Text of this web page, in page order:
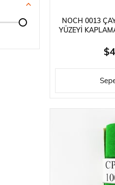
NOCH 0013
YÜZEYI